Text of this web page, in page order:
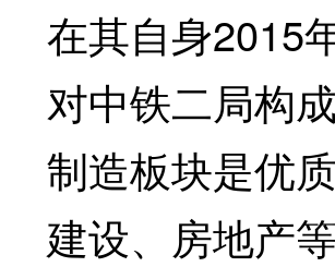
在其自身2015
对中铁二局构
制造板块是优
建设、房地产